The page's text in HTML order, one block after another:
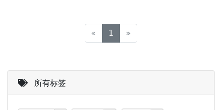
« 1 (current)
»
所有标签